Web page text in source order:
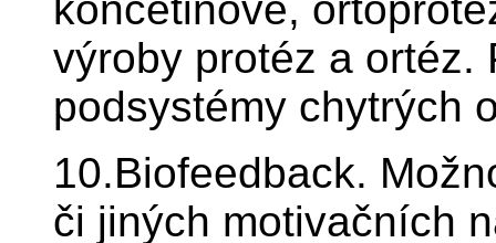
končetinové,
výroby protéz a ortéz.
podsystémy chytrých
10.Biofeedback.
či jiných motivačních